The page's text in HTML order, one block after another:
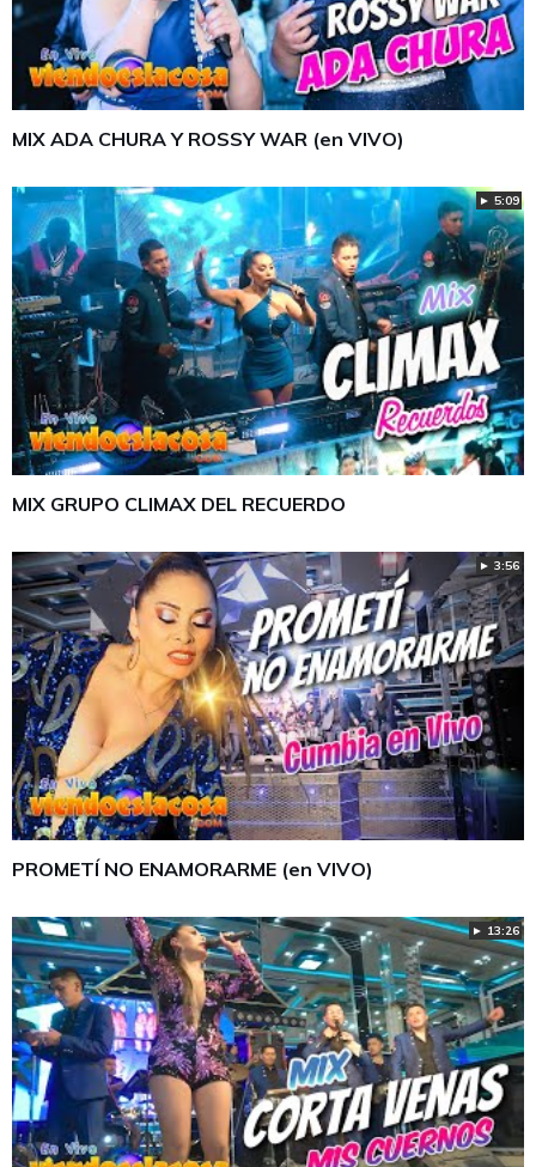
MIX ADA CHURA Y ROSSY WAR (en VIVO)
► 5:09
MIX GRUPO CLIMAX DEL RECUERDO
► 3:56
PROMETÍ NO ENAMORARME (en VIVO)
► 13:26